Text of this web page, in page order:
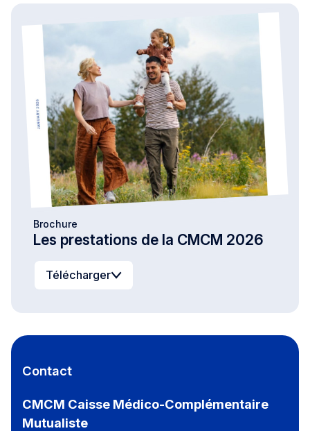
Les prestations de la CMCM 2026
Brochure
Télécharger
Contact
CMCM Caisse Médico-Complémentaire
Mutualiste